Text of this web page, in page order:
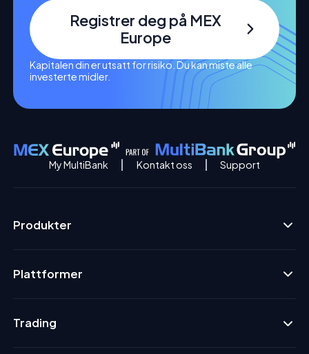
Registrer deg på MEX
Europe
Kapitalen din er utsatt for risiko. Du kan miste alle
investerte midler.
My MultiBank Kontakt oss Support
Produkter
Plattformer
Trading